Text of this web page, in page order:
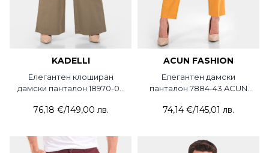
KADELLI
Елегантен клоширан
дамски панталон 18970-06
76,18 €/149,00 лв.
ACUN FASHION
Елегантен дамски
панталон 7884-43 ACUN
74,14 €/145,01 лв.